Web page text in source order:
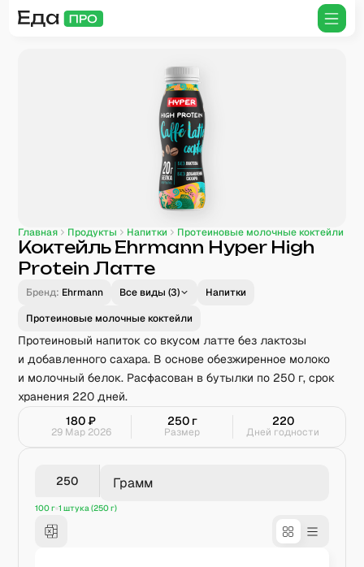
Главная Продукты Напитки Протеиновые молочные коктейли
Коктейль Ehrmann Hyper High
Protein Латте
Бренд: Ehrmann Все виды (3)
Напитки
Протеиновые молочные коктейли
Протеиновый напиток со вкусом латте без лактозы
и добавленного сахара. В основе обезжиренное молоко
и молочный белок. Расфасован в бутылки по 250 г, срок
хранения 220 дней.
180₽
29 Мар 2026
250г
Размер
220
Дней годности
Грамм
100 г 1 штука (250 г)